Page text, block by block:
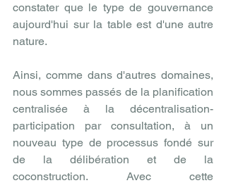
constater que le type de gouvernance
aujourd'hui sur la table est d'une autre
nature.
Ainsi, comme dans d'autres domaines,
nous sommes passés de la planification
centralisée à la décentralisation-
participation par consultation, à un
nouveau type de processus fondé sur
de la délibération et de la
coconstruction. Avec cette